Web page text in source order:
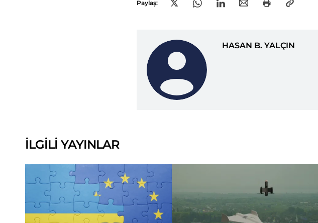
Paylaş:
HASAN B. YALÇIN
İLGİLİ YAYINLAR